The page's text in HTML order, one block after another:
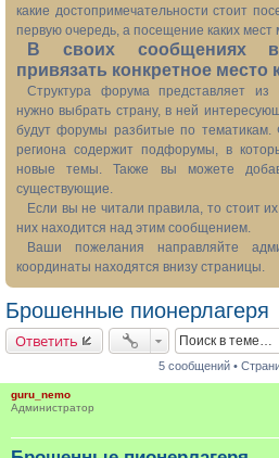
какие достопримечательности стоит
первую очередь, а посещение каких
В своих сообщениях
привязать конкретное место
Структура форума представляет
нужно выбрать страну, в ней
будут форумы разбитые по тематикам.
региона содержит подфорумы, в
новые темы. Также вы можете
существующие.
Если вы не читали правила, то стоит
них находится над этим сообщением.
Ваши пожелания направляйте
координаты находятся внизу страницы.
Брошенные пионерлагеря
Ответить
5 сообщений •
guru_nemo
Администратор